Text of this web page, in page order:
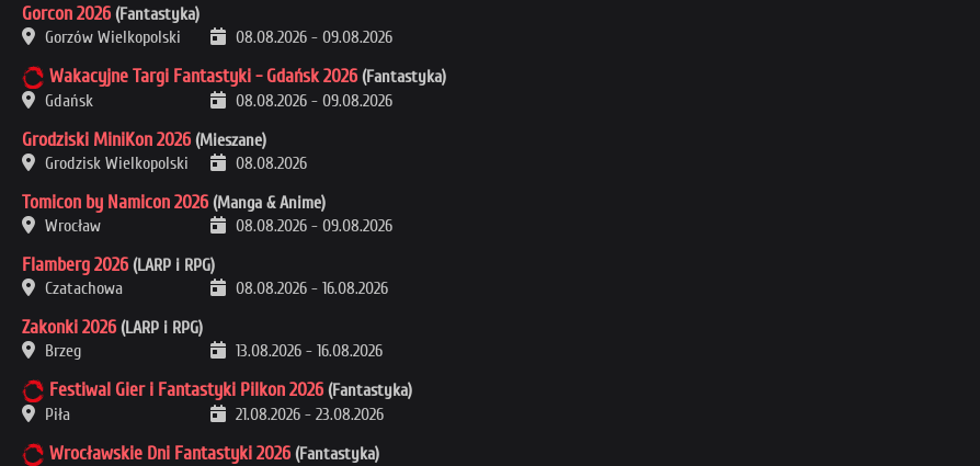
Gorcon 2026 (Fantastyka)
Gorzów Wielkopolski
08.08.2026 - 09.08.2026
Wakacyjne Targi Fantastyki - Gdańsk 2026 (Fantastyka)
Gdańsk
08.08.2026 - 09.08.2026
Grodziski MiniKon 2026 (Mieszane)
Grodzisk Wielkopolski
08.08.2026
Tomicon by Namicon 2026 (Manga & Anime)
Wrocław
08.08.2026 - 09.08.2026
Flamberg 2026 (LARP i RPG)
Czatachowa
08.08.2026 - 16.08.2026
Zakonki 2026 (LARP i RPG)
Brzeg
13.08.2026 - 16.08.2026
Festiwal Gier i Fantastyki Pilkon 2026 (Fantastyka)
Piła
21.08.2026 - 23.08.2026
Wrocławskie Dni Fantastyki 2026 (Fantastyka)